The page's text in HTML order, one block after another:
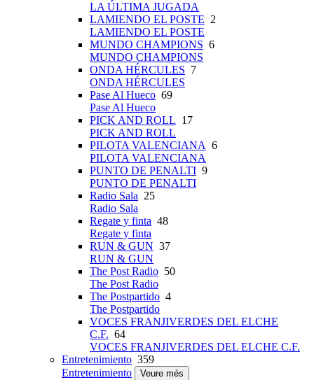
LA ÚLTIMA JUGADA
LAMIENDO EL POSTE 2
LAMIENDO EL POSTE
MUNDO CHAMPIONS 6
MUNDO CHAMPIONS
ONDA HÉRCULES 7
ONDA HÉRCULES
Pase Al Hueco 69
Pase Al Hueco
PICK AND ROLL 17
PICK AND ROLL
PILOTA VALENCIANA 6
PILOTA VALENCIANA
PUNTO DE PENALTI 9
PUNTO DE PENALTI
Radio Sala 25
Radio Sala
Regate y finta 48
Regate y finta
RUN & GUN 37
RUN & GUN
The Post Radio 50
The Post Radio
The Postpartido 4
The Postpartido
VOCES FRANJIVERDES DEL ELCHE
C.F. 64
VOCES FRANJIVERDES DEL ELCHE C.F.
Entretenimiento 359
Entretenimiento
Veure més